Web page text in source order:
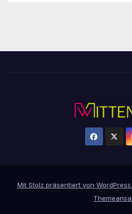
Mit Stolz präsentiert von WordPress